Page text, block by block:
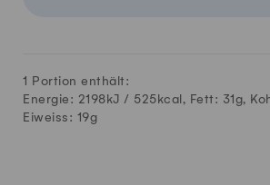
1 Portion enthält:
Energie: 2198kJ / 525kcal, Fett: 31g,
Eiweiss: 19g